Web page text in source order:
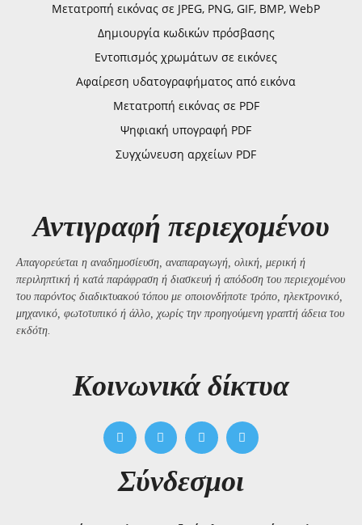
Μετατροπή εικόνας σε JPEG, PNG, GIF, BMP, WebP
Δημιουργία κωδικών πρόσβασης
Εντοπισμός χρωμάτων σε εικόνες
Αφαίρεση υδατογραφήματος από εικόνα
Μετατροπή εικόνας σε PDF
Ψηφιακή υπογραφή PDF
Συγχώνευση αρχείων PDF
Αντιγραφή περιεχομένου
Απαγορεύεται η αναδημοσίευση, αναπαραγωγή, ολική, μερική ή
περιληπτική ή κατά παράφραση ή διασκευή ή απόδοση του περιεχομένου
του παρόντος διαδικτυακού τόπου με οποιονδήποτε τρόπο, ηλεκτρονικό,
μηχανικό, φωτοτυπικό ή άλλο, χωρίς την προηγούμενη γραπτή άδεια του
εκδότη.
Kοινωνικά δίκτυα
Σύνδεσμοι